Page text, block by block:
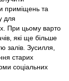
приміщень та
для
При цьому варто
які ще більше
залів. Зусилля,
старих
соціальних